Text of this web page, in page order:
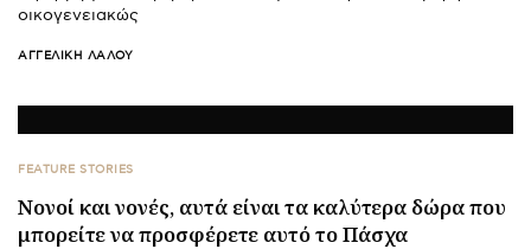
οικογενειακώς
ΑΓΓΕΛΙΚΉ ΛΆΛΟΥ
FEATURE STORIES
Νονοί και νονές, αυτά είναι τα καλύτερα δώρα που
μπορείτε να προσφέρετε αυτό το Πάσχα